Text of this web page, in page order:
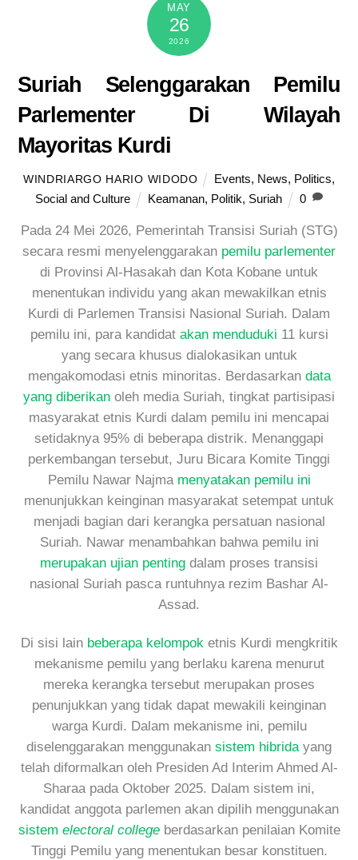
MAY
26
2026
Suriah Selenggarakan Pemilu
Parlementer Di Wilayah
Mayoritas Kurdi
WINDRIARGO HARIO WIDODO Events, News, Politics,
Social and Culture
Keamanan, Politik, Suriah 0
Pada 24 Mei 2026, Pemerintah Transisi Suriah (STG)
secara resmi menyelenggarakan pemilu parlementer
di Provinsi Al-Hasakah dan Kota Kobane untuk
menentukan individu yang akan mewakilkan etnis
Kurdi di Parlemen Transisi Nasional Suriah. Dalam
pemilu ini, para kandidat akan menduduki 11 kursi
yang secara khusus dialokasikan untuk
mengakomodasi etnis minoritas. Berdasarkan data
yang diberikan oleh media Suriah, tingkat partisipasi
masyarakat etnis Kurdi dalam pemilu ini mencapai
setidaknya 95% di beberapa distrik. Menanggapi
perkembangan tersebut, Juru Bicara Komite Tinggi
Pemilu Nawar Najma menyatakan pemilu ini
menunjukkan keinginan masyarakat setempat untuk
menjadi bagian dari kerangka persatuan nasional
Suriah. Nawar menambahkan bahwa pemilu ini
merupakan ujian penting dalam proses transisi
nasional Suriah pasca runtuhnya rezim Bashar Al-
Assad.
Di sisi lain beberapa kelompoketnis Kurdi mengkritik
mekanisme pemilu yang berlaku karena menurut
mereka kerangka tersebut merupakan proses
penunjukkan yang tidak dapat mewakili keinginan
warga Kurdi. Dalam mekanisme ini, pemilu
diselenggarakan menggunakan sistem hibridayang
telah diformalkan oleh Presiden Ad Interim Ahmed Al-
Sharaa pada Oktober 2025. Dalam sistem ini,
kandidat anggota parlemen akan dipilih menggunakan
sistem electoral collegeberdasarkan penilaian Komite
Tinggi Pemilu yang menentukan besar konstituen.